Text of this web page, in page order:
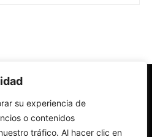
su experiencia de
o contenidos
tráfico. Al hacer clic en
católica y la sociedad